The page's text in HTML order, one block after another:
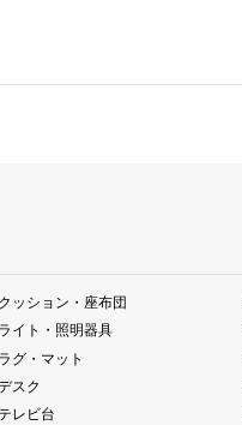
クッション・座布団
ライト・照明器具
ラグ・マット
スク
レビ台